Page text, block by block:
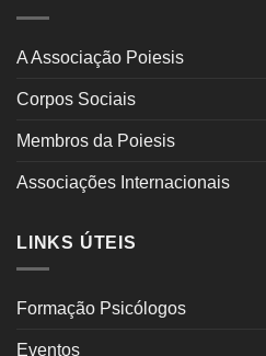
A Associação Poiesis
Corpos Sociais
Membros da Poiesis
Associações Internacionais
LINKS ÚTEIS
Formação Psicólogos
Eventos